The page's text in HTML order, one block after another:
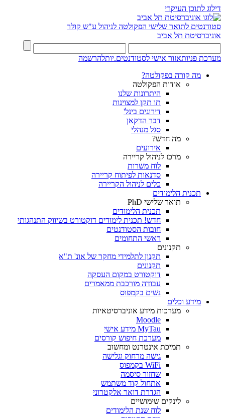
דילוג לתוכן העיקרי
סטודנטים לתואר שלישי הפקולטה לניהול ע"ש קולר
אוניברסיטת תל אביב
מערכת פניותאזור אישי לסטודנטים.יותלהרשמה
מה קורה בפקולטה?
אודות הפקולטה
היתרונות שלנו
תו תקן למצוינות
דירוגים בינל'
דבר הדקאן
סגל מנהלי
מה חדש?
אירועים
מרכז לניהול קריירה
לוח משרות
סדנאות לפיתוח קריירה
כלים לניהול הקריירה
תכנית הלימודים
תואר שלישי PhD
תכנית הלימודים
חדש! תכנית לימודים דוקטורט בשיווק התנהגותי
חובות הסטודנטים
ראשי התחומים
תקנונים
תקנון לתלמידי מחקר של אונ' ת"א
תקנונים
דוקטורט במקום העסקה
עבודה מורכבת ממאמרים
נשים בקמפוס
מידע וכלים
מערכות מידע אוניברסיטאיות
Moodle
MyTau מידע אישי
מערכת חיפוש קורסים
תמיכת אינטרנט ומחשוב
גישה מרחוק וגלישה
WiFi בקמפוס
שחזור סיסמה
אתחול קוד משתמש
הגדרת דואר אלקטרוני
לינקים שימושיים
לוח שנת הלימודים